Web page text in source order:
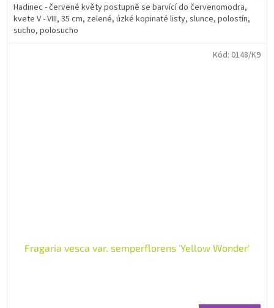
Hadinec - červené květy postupně se barvící do červenomodra,
kvete V - VIII, 35 cm, zelené, úzké kopinaté listy, slunce, polostín,
sucho, polosucho
Fragaria vesca var. semperflorens 'Yellow Wonder'
Kód: 0148/K9